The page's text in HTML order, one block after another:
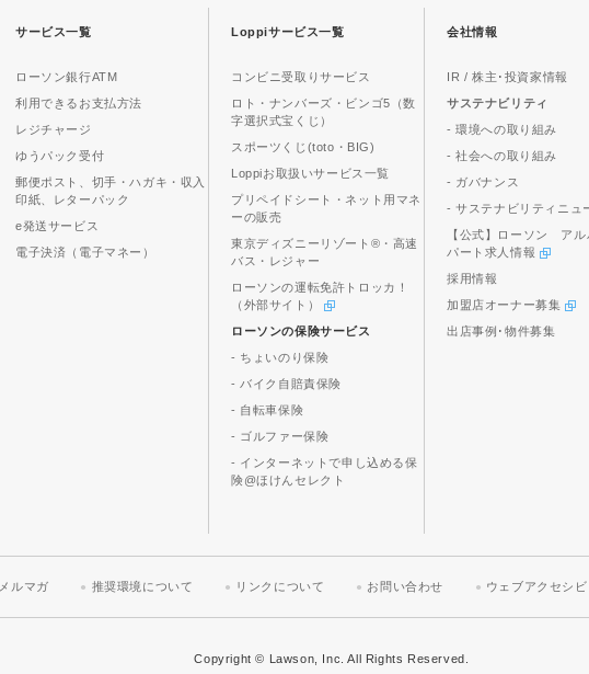
サービス一覧
ローソン銀行ATM
利用できるお支払方法
レジチャージ
ゆうパック受付
郵便ポスト、切手・ハガキ・収入
印紙、レターパック
e発送サービス
電子決済（電子マネー）
Loppiサービス一覧
コンビニ受取りサービス
ロト・ナンバーズ・ビンゴ5（数
字選択式宝くじ）
スポーツくじ(toto・BIG)
Loppiお取扱いサービス一覧
プリペイドシート・ネット用マネ
ーの販売
東京ディズニーリゾート®・高速
バス・レジャー
ローソンの運転免許トロッカ！
（外部サイト）
ローソンの保険サービス
- ちょいのり保険
- バイク自賠責保険
- 自転車保険
- ゴルファー保険
- インターネットで申し込める保
険@ほけんセレクト
会社情報
IR / 株主･投資家情報
サステナビリティ
- 環境への取り組み
- 社会への取り組み
- ガバナンス
- サステナビリティニュ
【公式】ローソン アル
パート求人情報
採用情報
加盟店オーナー募集
出店事例･物件募集
メルマガ 推奨環境について リンクについて お問い合わせ ウェブアクセシ
Copyright © Lawson, Inc. All Rights Reserved.